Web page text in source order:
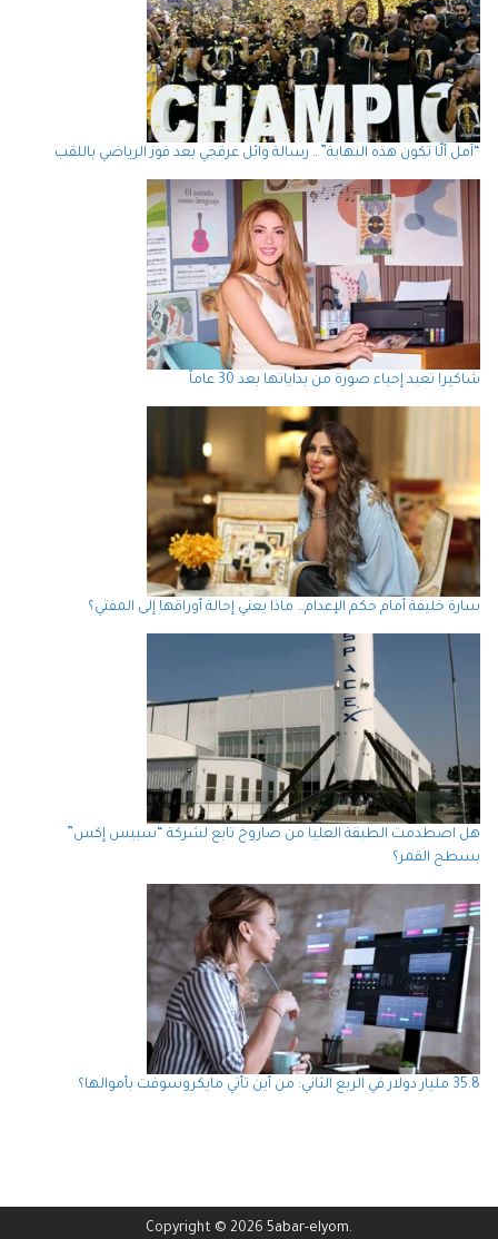
“آمل ألّا تكون هذه النهاية”… رسالة وائل عرقجي بعد فوز الرياضي باللقب
شاكيرا تعيد إحياء صورة من بداياتها بعد 30 عاماً
سارة خليفة أمام حكم الإعدام… ماذا يعني إحالة أوراقها إلى المفتي؟
هل اصطدمت الطبقة العليا من صاروخ تابع لشركة “سبيس إكس”
بسطح القمر؟
35.8 مليار دولار في الربع الثاني: من أين تأتي مايكروسوفت بأموالها؟
Copyright © 2026 5abar-elyom.